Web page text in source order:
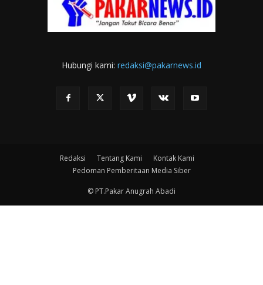
Hubungi kami: redaksi@pakarnews.id
Redaksi Tentang Kami
Kontak Kami
Pedoman Pemberitaan Media Siber
© PT.Pakar Anugrah Abadi